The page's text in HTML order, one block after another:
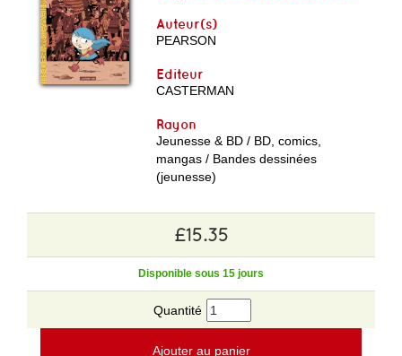
Auteur(s)
PEARSON
Editeur
CASTERMAN
Rayon
Jeunesse & BD / BD, comics,
mangas / Bandes dessinées
(jeunesse)
£15.35
Disponible sous 15 jours
Quantité
Ajouter au panier